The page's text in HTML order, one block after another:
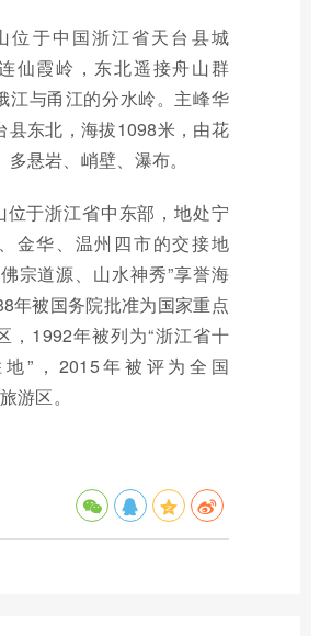
位于中国浙江省天台县城
仙霞岭，东北遥接舟山群
江与甬江的分水岭。主峰华
县东北，海拔1098米，由花
悬岩、峭壁、瀑布。
位于浙江省中东部，地处宁
金华、温州四市的交接地
宗道源、山水神秀”享誉海
年被国务院批准为国家重点
，1992年被列为“浙江省十
”，2015年被评为全国
游区。